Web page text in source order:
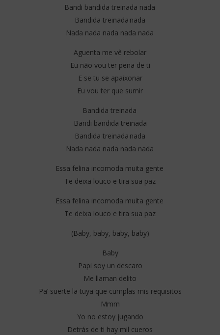
Bandi bandida treinada nada
Bandida treinada nada
Nada nada nada nada nada
Aguenta me vê rebolar
Eu não vou ter pena de ti
E se tu se apaixonar
Eu vou ter que sumir
Bandida treinada
Bandi bandida treinada
Bandida treinada nada
Nada nada nada nada nada
Essa felina incomoda muita gente
Te deixa louco e tira sua paz
Essa felina incomoda muita gente
Te deixa louco e tira sua paz
(Baby, baby, baby, baby)
Baby
Papi soy un descaro
Me llaman delito
Pa’ suerte la tuya que cumplas mis requisitos
Mmm
Yo no estoy jugando
Detrás de ti hay mil cueros